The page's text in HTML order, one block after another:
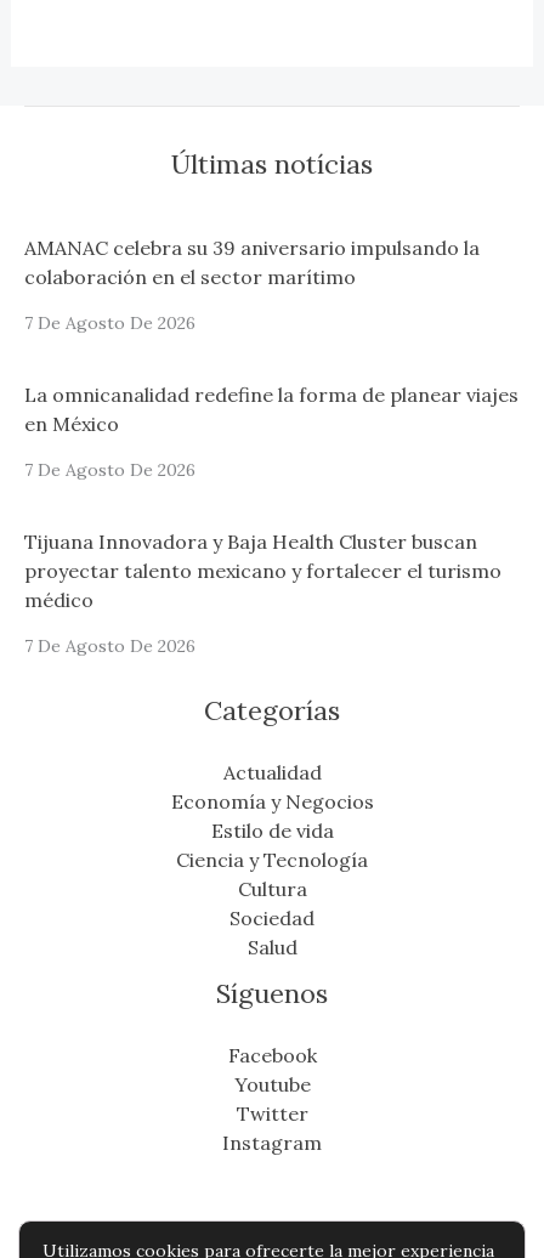
Últimas notícias
AMANAC celebra su 39 aniversario impulsando la
colaboración en el sector marítimo
7 De Agosto De 2026
La omnicanalidad redefine la forma de planear viajes
en México
7 De Agosto De 2026
Tijuana Innovadora y Baja Health Cluster buscan
proyectar talento mexicano y fortalecer el turismo
médico
7 De Agosto De 2026
Categorías
Actualidad
Economía y Negocios
Estilo de vida
Ciencia y Tecnología
Cultura
Sociedad
Salud
Síguenos
Facebook
Youtube
Twitter
Instagram
Utilizamos cookies para ofrecerte la mejor experiencia